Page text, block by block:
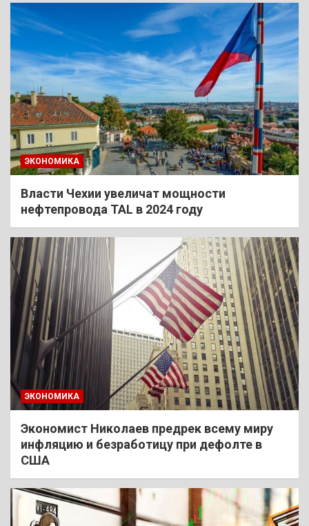
ЭКОНОМИКА
Власти Чехии увеличат мощности
нефтепровода TAL в 2024 году
ЭКОНОМИКА
Экономист Николаев предрек всему миру
инфляцию и безработицу при дефолте в
США